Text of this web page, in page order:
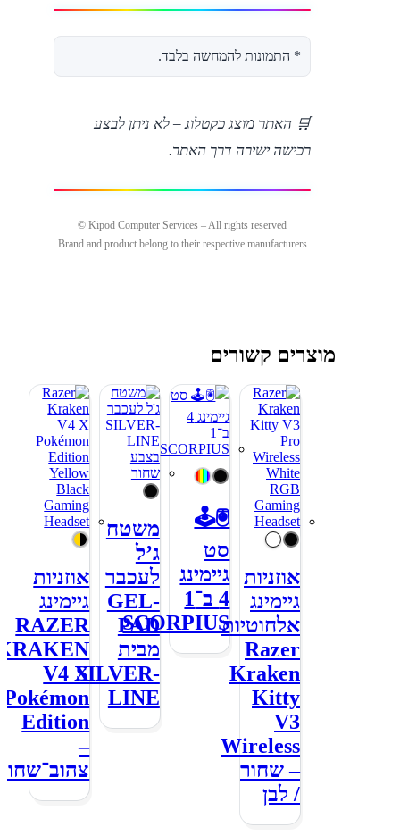
* התמונות להמחשה בלבד.
🛒 האתר מוצג כקטלוג – לא ניתן לבצע
רכישה ישירה דרך האתר.
Kipod Computer Services – All rights reserved ©
Brand and product belong to their respective manufacturers
מוצרים קשורים
אוזניות
גיימינג
אלחוטיות
Razer
Kraken
Kitty
V3
Wireless
– שחור
/ לבן
🖲🕹
סט
גיימינג
4 ב־1
SCORPIUS
משטח
ג’ל
לעכבר
GEL-
PAD
מבית
SILVER-
LINE
אוזניות
גיימינג
RAZER
V4 X
Pokémon
Edition
–